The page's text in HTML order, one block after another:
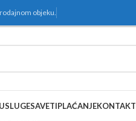
objeku.
USLUGESAVETIPLAĆANJEKONTAKT